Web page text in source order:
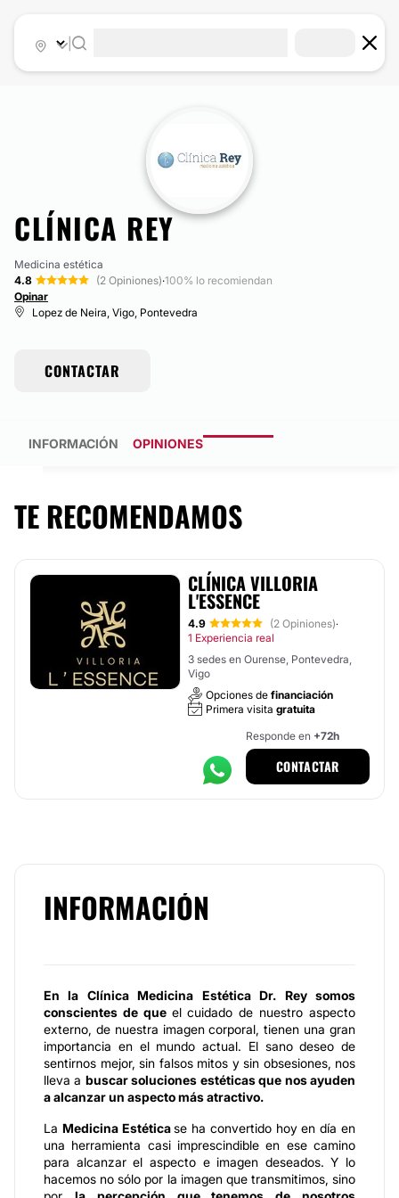
CLÍNICA REY
Medicina estética
4.8
(2 Opiniones)·100% lo recomiendan
Opinar
Lopez de Neira, Vigo, Pontevedra
CONTACTAR
INFORMACIÓN OPINIONES
TE RECOMENDAMOS
CLÍNICA VILLORIA
L'ESSENCE
4.9 (2 Opiniones)·
1 Experiencia real
3 sedes en Ourense, Pontevedra,
Vigo
Opciones de financiación
Primera visita gratuita
Responde en +72h
CONTACTAR
INFORMACIÓN
En la Clínica Medicina Estética Dr. Rey somos
conscientes de que el cuidado de nuestro aspecto
externo, de nuestra imagen corporal, tienen una gran
importancia en el mundo actual. El sano deseo de
sentirnos mejor, sin falsos mitos y sin obsesiones, nos
lleva a buscar soluciones estéticas que nos ayuden
a alcanzar un aspecto más atractivo.
La Medicina Estéticase ha convertido hoy en día en
una herramienta casi imprescindible en ese camino
para alcanzar el aspecto e imagen deseados. Y lo
hacemos no sólo por la imagen que transmitimos, sino